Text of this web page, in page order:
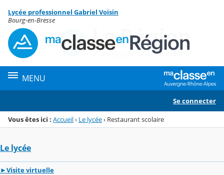
Menu de la rubrique
Contenu
Lycée professionnel Gabriel Voisin
Bourg-en-Bresse
MENU
Se connecter
Vous êtes ici : Accueil› Le lycée› Restaurant scolaire
Le lycée
►Visite virtuelle